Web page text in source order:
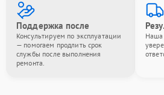
Поддержка после
Консультируем по эксплуатации
— помогаем продлить срок
службы после выполнения
ремонта.
Наша